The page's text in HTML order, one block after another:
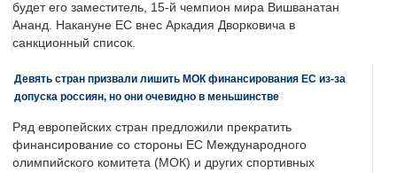
будет его заместитель, 15-й чемпион мира Вишванатан
Ананд. Накануне ЕС внес Аркадия Дворковича в
санкционный список.
Девять стран призвали лишить МОК финансирования ЕС из-за
допуска россиян, но они очевидно в меньшинстве
Ряд европейских стран предложили прекратить
финансирование со стороны ЕС Международного
олимпийского комитета (МОК) и других спортивных